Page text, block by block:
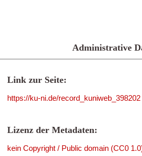
Administrative
Link zur Seite:
https://ku-ni.de/record_kuniweb_398202
Lizenz der Metadaten:
kein Copyright / Public domain (CC0